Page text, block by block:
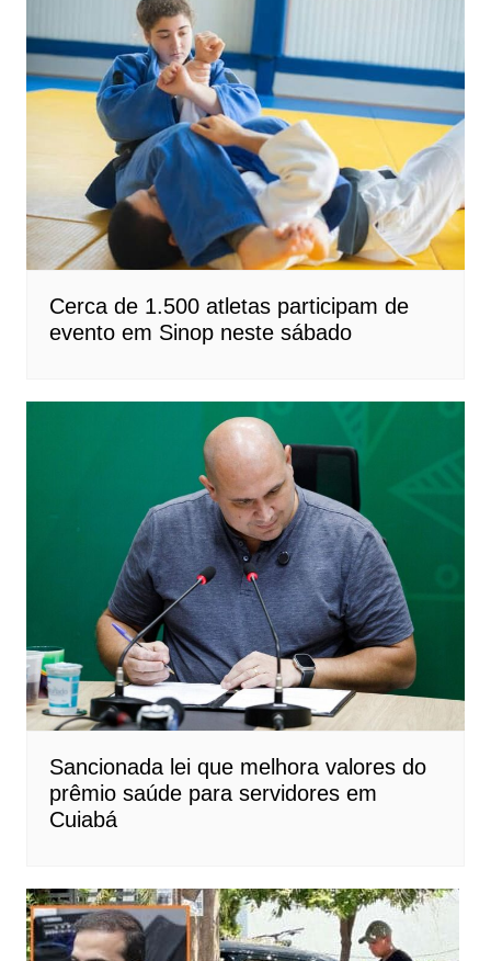
Cerca de 1.500 atletas participam de
evento em Sinop neste sábado
Sancionada lei que melhora valores do
prêmio saúde para servidores em
Cuiabá